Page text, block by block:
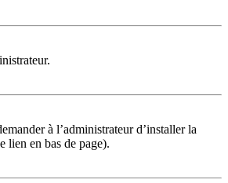
à l’administrateur d’installer la
lien en bas de page).